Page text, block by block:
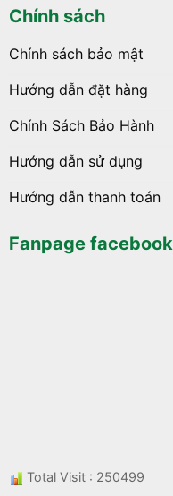
Chính sách
Chính sách bảo mật
Hướng dẫn đặt hàng
Chính Sách Bảo Hành
Hướng dẫn sử dụng
Hướng dẫn thanh toán
Fanpage facebook
Total Visit : 250499